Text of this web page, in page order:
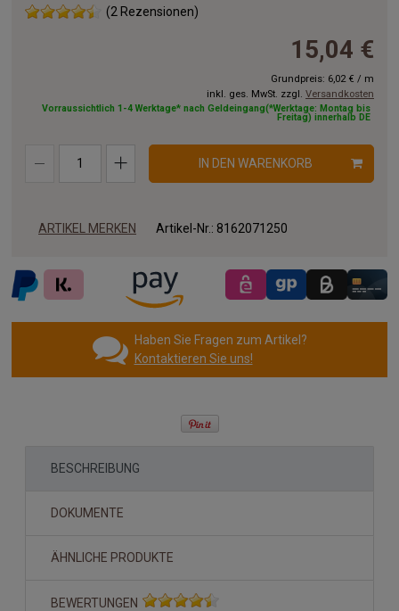
(2 Rezensionen)
15,04 €
Grundpreis: 6,02 € / m
inkl. ges. MwSt. zzgl. Versandkosten
Vorraussichtlich 1-4 Werktage* nach Geldeingang(*Werktage: Montag bis
Freitag) innerhalb DE
IN DEN WARENKORB
ARTIKEL MERKEN Artikel-Nr.: 8162071250
Haben Sie Fragen zum Artikel?
Kontaktieren Sie uns!
BESCHREIBUNG
DOKUMENTE
ÄHNLICHE PRODUKTE
BEWERTUNGEN